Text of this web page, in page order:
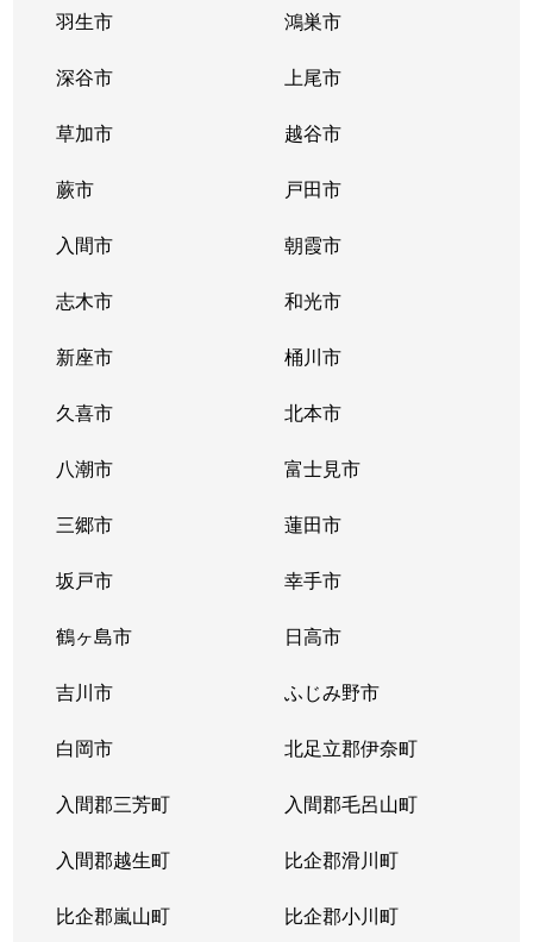
羽生市 鴻巣市
深谷市 上尾市
草加市 越谷市
蕨市 戸田市
入間市 朝霞市
志木市 和光市
新座市 桶川市
久喜市 北本市
八潮市 富士見市
三郷市 蓮田市
坂戸市 幸手市
鶴ヶ島市 日高市
吉川市 ふじみ野市
白岡市 北足立郡伊奈町
入間郡三芳町 入間郡毛呂山町
入間郡越生町 比企郡滑川町
比企郡嵐山町 比企郡小川町